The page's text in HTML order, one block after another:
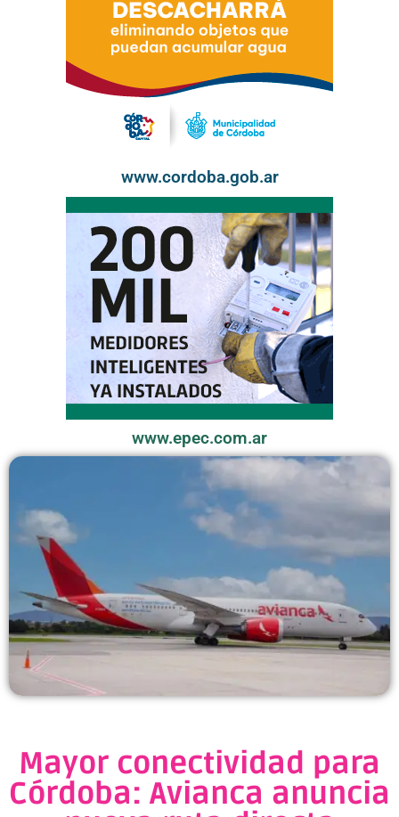
www.cordoba.gob.ar
www.epec.com.ar
Mayor conectividad para
Córdoba: Avianca anuncia